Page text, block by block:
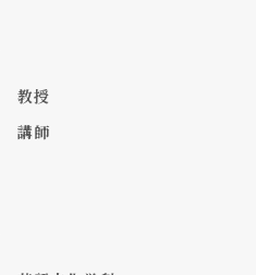
教授
講師